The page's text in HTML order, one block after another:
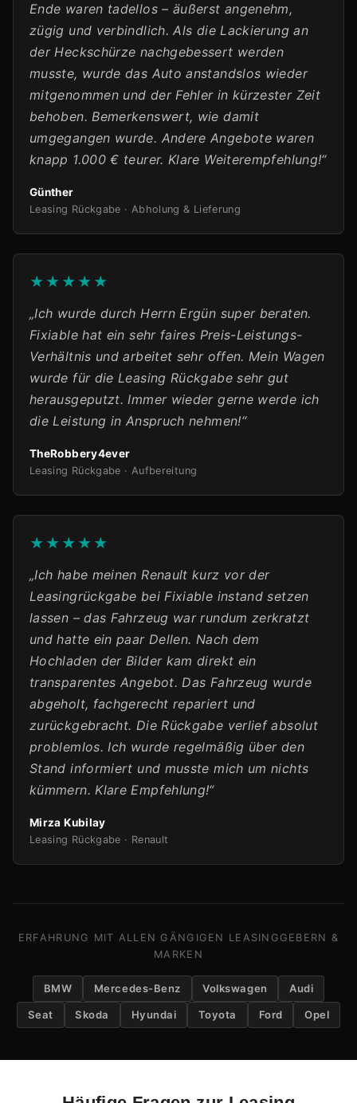
Ende waren tadellos – äußerst angenehm,
zügig und verbindlich. Als die Lackierung an
der Heckschürze nachgebessert werden
musste, wurde das Auto anstandslos wieder
mitgenommen und der Fehler in kürzester Zeit
behoben. Bemerkenswert, wie damit
umgegangen wurde. Andere Angebote waren
knapp 1.000 € teurer. Klare Weiterempfehlung!“
Günther
Leasing Rückgabe · Abholung & Lieferung
★★★★★
„Ich wurde durch Herrn Ergün super beraten.
Fixiable hat ein sehr faires Preis-Leistungs-
Verhältnis und arbeitet sehr offen. Mein Wagen
wurde für die Leasing Rückgabe sehr gut
herausgeputzt. Immer wieder gerne werde ich
die Leistung in Anspruch nehmen!“
TheRobbery4ever
Leasing Rückgabe · Aufbereitung
★★★★★
„Ich habe meinen Renault kurz vor der
Leasingrückgabe bei Fixiable instand setzen
lassen – das Fahrzeug war rundum zerkratzt
und hatte ein paar Dellen. Nach dem
Hochladen der Bilder kam direkt ein
transparentes Angebot. Das Fahrzeug wurde
abgeholt, fachgerecht repariert und
zurückgebracht. Die Rückgabe verlief absolut
problemlos. Ich wurde regelmäßig über den
Stand informiert und musste mich um nichts
kümmern. Klare Empfehlung!“
Mirza Kubilay
Leasing Rückgabe · Renault
ERFAHRUNG MIT ALLEN GÄNGIGEN LEASINGGEBERN &
MARKEN
BMW Mercedes-Benz Volkswagen Audi
Seat Skoda Hyundai Toyota Ford Opel